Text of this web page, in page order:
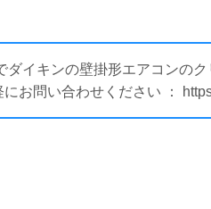
ダイキンの壁掛形エアコンの
にお問い合わせください ：